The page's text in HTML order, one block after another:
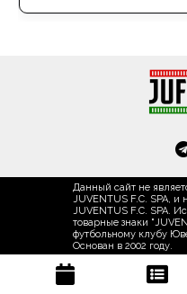
Данный сайт не
JUVENTUS F.C. SPA, и
JUVENTUS F.C. SPA.
товарные знаки
футбольному клубу
Основан в 2002 году.